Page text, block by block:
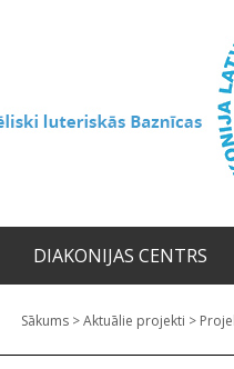
DIAKONIJAS CENTRS
Sākums >Aktuālie projekti >